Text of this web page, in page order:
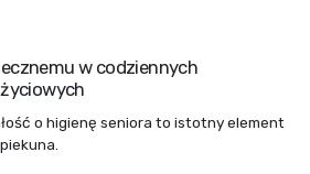
w codziennych
o higienę seniora to istotny element